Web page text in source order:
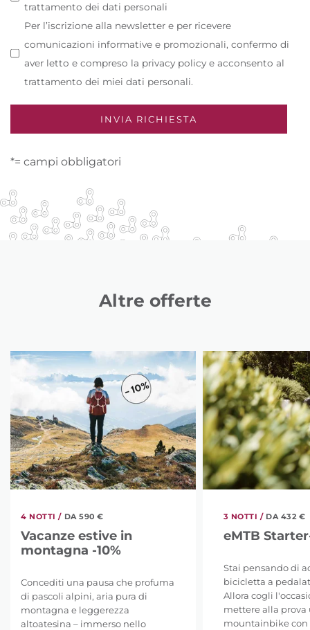
trattamento dei dati personali
Per l’iscrizione alla newsletter e per ricevere
comunicazioni informative e promozionali, confermo di
aver letto e compreso la privacy policy e acconsento al
trattamento dei miei dati personali.
*= campi obbligatori
Altre offerte
4 NOTTI / DA 590 €
Vacanze estive in
montagna -10%
Concediti una pausa che profuma
di pascoli alpini, aria pura di
montagna e leggerezza
altoatesina – immerso nello
3 NOTTI / DA 432 €
eMTB
Stai pensando di
bicicletta a
Allora cogli
mettere alla prova
mountainbike con